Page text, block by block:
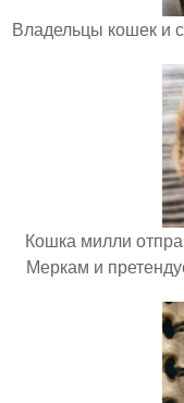
Владельцы кошек и
Кошка милли
Меркам и